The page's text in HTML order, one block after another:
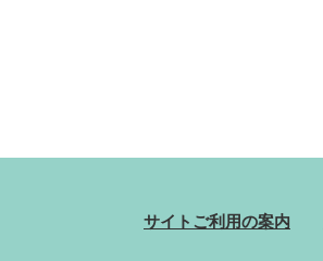
サイトご利用の案内